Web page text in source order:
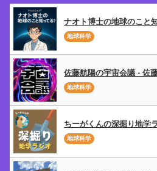
ナオト博士の地球のこと
地球科学
佐藤航陽の宇宙会議 - 佐
地球科学
ちーがくんの深掘り地学
地球科学